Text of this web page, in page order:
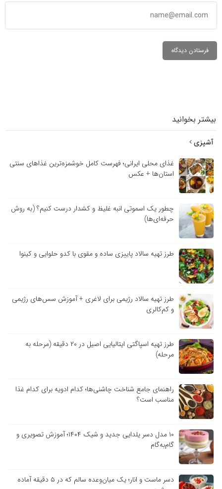
بیشتر بخوانید
آشپزی
غذای محلی ایرانی؛ فهرست کامل خوشمزه‌ترین غذاهای سنتی
استان‌ها + عکس
چطور یک اسموتی انبه غلیظ و کشدار درست کنیم؟ (به روش
حرفه‌ای‌ها)
طرز تهیه سالاد پاییزی ساده و مقوی با کدو حلوایی و کینوا
طرز تهیه سالاد رژیمی برای لاغری + آموزش سس‌های رژیمی
و کم‌کالری
طرز تهیه اسپاگتی ایتالیایی اصیل در ۲۰ دقیقه (مرحله به
مرحله)
راهنمای جامع شناخت چاشنی‌ها؛ کدام ادویه برای کدام غذا
مناسب است؟
۱۰ مدل دسر یلدایی جدید و شیک ۱۴۰۴؛ آموزش تصویری و
گام‌به‌گام
دسر ماست و انار؛ یک میان‌وعده سالم که در ۵ دقیقه آماده